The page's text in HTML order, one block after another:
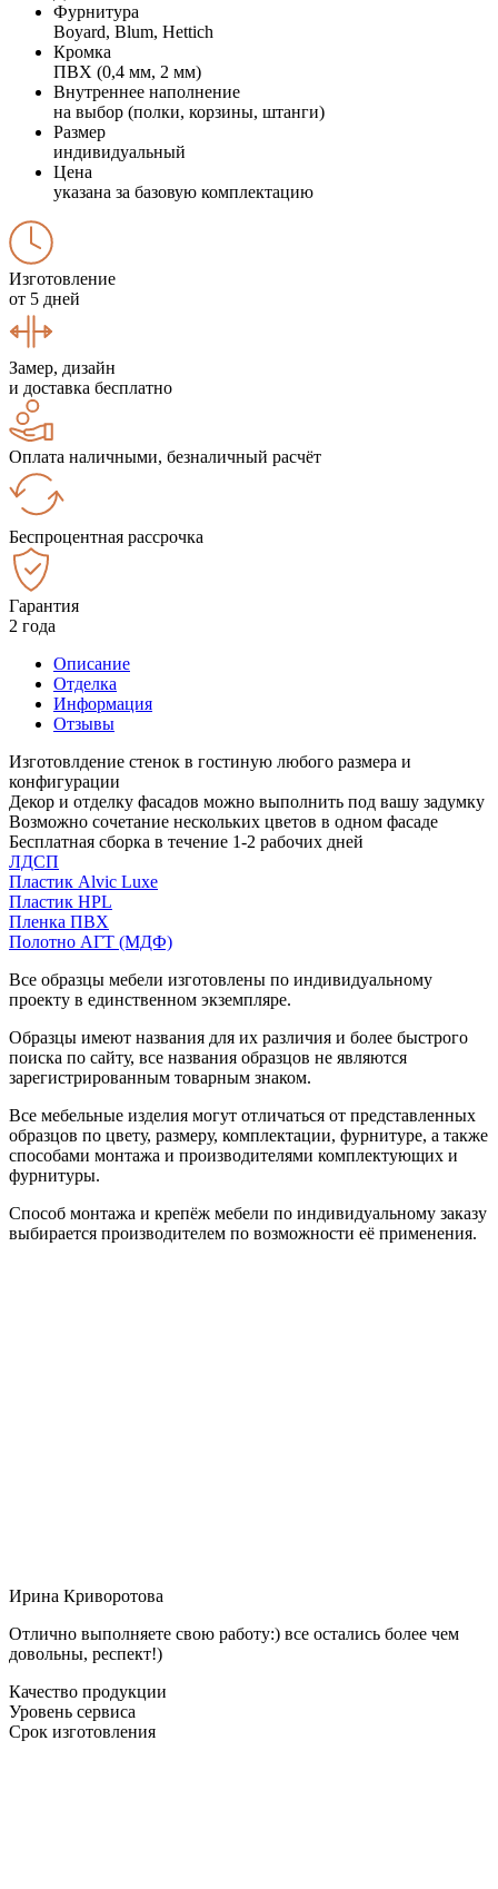
Фурнитура
Boyard, Blum, Hettich
Кромка
ПВХ (0,4 мм, 2 мм)
Внутреннее наполнение
на выбор (полки, корзины, штанги)
Размер
индивидуальный
Цена
указана за базовую комплектацию
Изготовление
от 5 дней
Замер, дизайн
и доставка бесплатно
Оплата наличными, безналичный расчёт
Беспроцентная рассрочка
Гарантия
2 года
Описание
Отделка
Информация
Отзывы
Изготовлдение стенок в гостиную любого размера и
конфигурации
Декор и отделку фасадов можно выполнить под вашу задумку
Возможно сочетание нескольких цветов в одном фасаде
Бесплатная сборка в течение 1-2 рабочих дней
ЛДСП
Пластик Alvic Luxe
Пластик HPL
Пленка ПВХ
Полотно АГТ (МДФ)
Все образцы мебели изготовлены по индивидуальному
проекту в единственном экземпляре.
Образцы имеют названия для их различия и более быстрого
поиска по сайту, все названия образцов не являются
зарегистрированным товарным знаком.
Все мебельные изделия могут отличаться от представленных
образцов по цвету, размеру, комплектации, фурнитуре, а также
способами монтажа и производителями комплектующих и
фурнитуры.
Способ монтажа и крепёж мебели по индивидуальному заказу
выбирается производителем по возможности её применения.
Ирина Криворотова
Отлично выполняете свою работу:) все остались более чем
довольны, респект!)
Качество продукции
Уровень сервиса
Срок изготовления